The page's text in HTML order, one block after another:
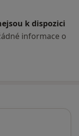
k dispozici
informace o